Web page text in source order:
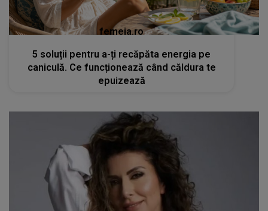
femeia.ro
5 soluții pentru a-ți recăpăta energia pe
caniculă. Ce funcționează când căldura te
epuizează